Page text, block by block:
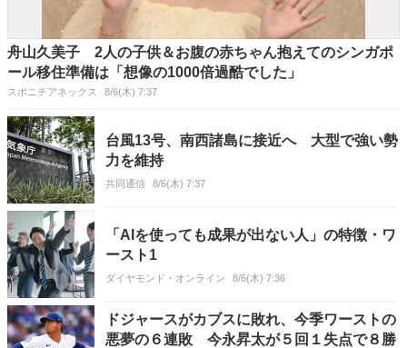
舟山久美子 2人の子供＆お腹の赤ちゃん抱えてのシンガポ
ール移住準備は「想像の1000倍過酷でした」
スポニチアネックス 8/6(木) 7:37
台風13号、南西諸島に接近へ 大型で強い勢
力を維持
共同通信 8/6(木) 7:37
「AIを使っても成果が出ない人」の特徴・ワ
ースト1
ダイヤモンド・オンライン 8/6(木) 7:36
ドジャースがカブスに敗れ、今季ワーストの
悪夢の６連敗 今永昇太が５回１失点で８勝